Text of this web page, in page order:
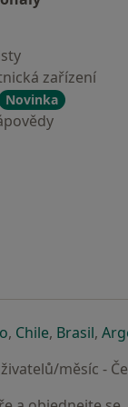
zařízení
Novinka
v nové záložce
se otevře v nové
, Chilese otevře v
, Brasilse
,
měsíc -